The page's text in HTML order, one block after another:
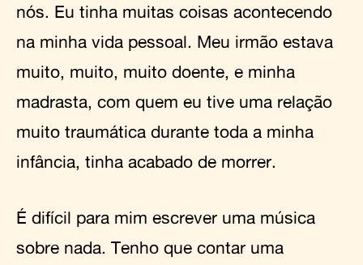
nós. Eu tinha muitas coisas acontecendo
na minha vida pessoal. Meu irmão estava
muito, muito, muito doente, e minha
madrasta, com quem eu tive uma relação
muito traumática durante toda a minha
infância, tinha acabado de morrer.
É difícil para mim escrever uma música
sobre nada. Tenho que contar uma